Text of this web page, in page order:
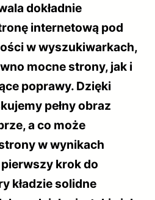
dokładnie
internetową pod
w wyszukiwarkach,
mocne strony, jak i
poprawy. Dzięki
pełny obraz
a co może
w wynikach
krok do
kładzie solidne